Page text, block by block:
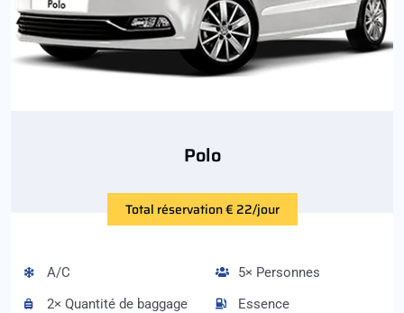
Polo
Total réservation € 22/jour
A/C
2× Quantité de baggage
5× Personnes
Essence